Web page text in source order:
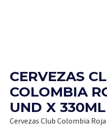
CERVEZAS
COLOMBIA
UND X 330ML
Cervezas Club Colombia